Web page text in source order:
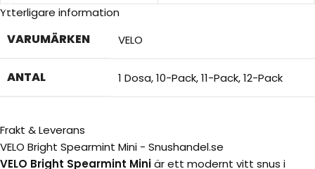
Ytterligare information
VARUMÄRKEN VELO
ANTAL 1 Dosa,10-Pack,11-Pack,12-Pack
Frakt & Leverans
VELO Bright Spearmint Mini - Snushandel.se
VELO Bright Spearmint Miniär ett modernt vitt snus i